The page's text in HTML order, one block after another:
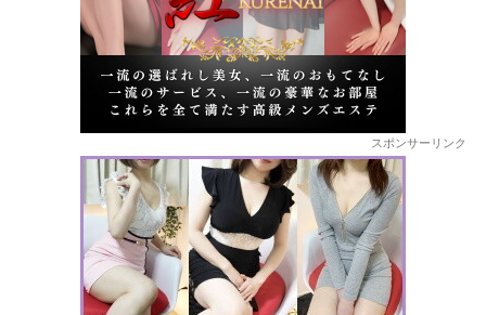
スポンサーリンク